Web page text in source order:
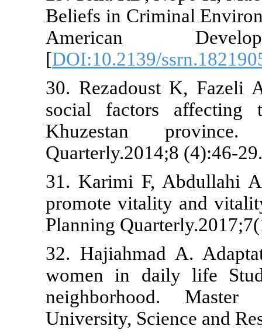
Beliefs in
[
30.
social
31. Karimi
promote
Planning
32.
women in
University,